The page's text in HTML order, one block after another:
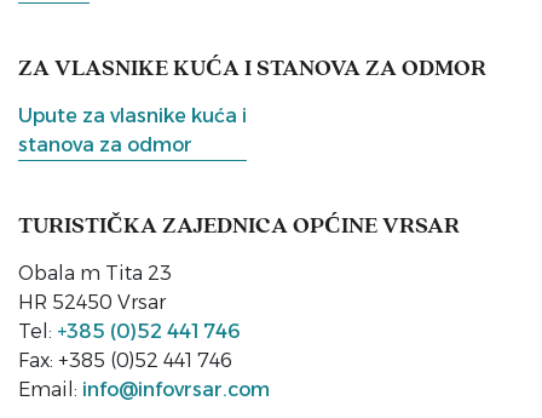
ZA VLASNIKE KUĆA I STANOVA ZA ODMOR
Upute za vlasnike kuća i
stanova za odmor
TURISTIČKA ZAJEDNICA OPĆINE VRSAR
Obala m Tita 23
HR 52450 Vrsar
Tel: +385 (0)52 441 746
Fax: +385 (0)52 441 746
Email: info@infovrsar.com